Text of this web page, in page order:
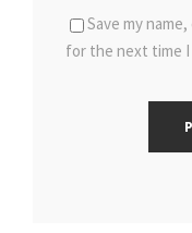
Save my
for the next time I